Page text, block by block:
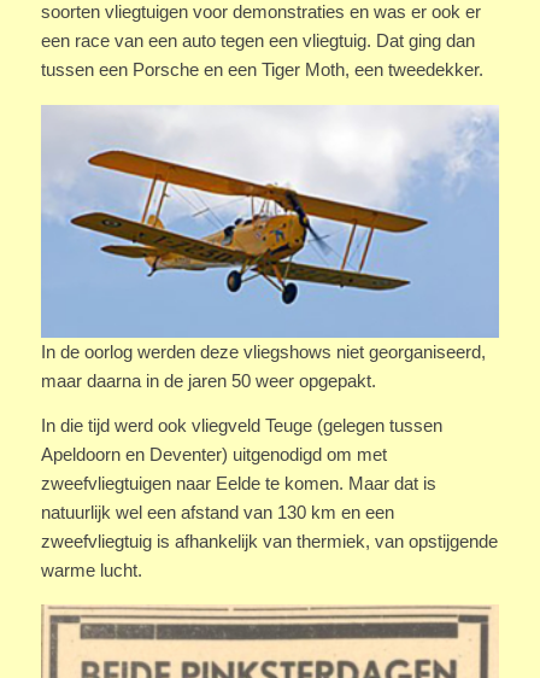
soorten vliegtuigen voor demonstraties en was er ook er
een race van een auto tegen een vliegtuig. Dat ging dan
tussen een Porsche en een Tiger Moth, een tweedekker.
In de oorlog werden deze vliegshows niet georganiseerd,
maar daarna in de jaren 50 weer opgepakt.
In die tijd werd ook vliegveld Teuge (gelegen tussen
Apeldoorn en Deventer) uitgenodigd om met
zweefvliegtuigen naar Eelde te komen. Maar dat is
natuurlijk wel een afstand van 130 km en een
zweefvliegtuig is afhankelijk van thermiek, van opstijgende
warme lucht.